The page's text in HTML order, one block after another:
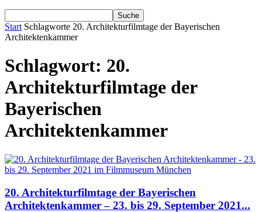
Start Schlagworte 20. Architekturfilmtage der Bayerischen
Architektenkammer
Schlagwort: 20.
Architekturfilmtage der
Bayerischen
Architektenkammer
20. Architekturfilmtage der Bayerischen
Architektenkammer – 23. bis 29. September 2021...